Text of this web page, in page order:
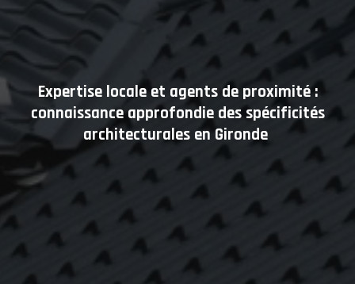
Expertise locale et agents de proximité :
connaissance approfondie des spécificités
architecturales en Gironde